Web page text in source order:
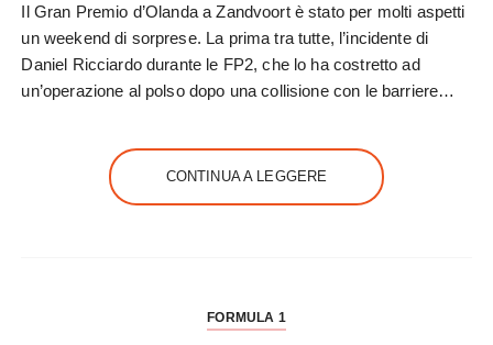
Il Gran Premio d’Olanda a Zandvoort è stato per molti aspetti
un weekend di sorprese. La prima tra tutte, l’incidente di
Daniel Ricciardo durante le FP2, che lo ha costretto ad
un’operazione al polso dopo una collisione con le barriere…
CONTINUA A LEGGERE
FORMULA 1